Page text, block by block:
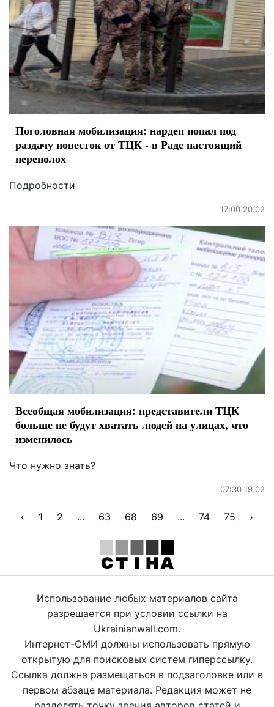
Поголовная мобилизация: нардеп попал под
раздачу повесток от ТЦК - в Раде настоящий
переполох
Подробности
17:00 20.02
Всеобщая мобилизация: представители ТЦК
больше не будут хватать людей на улицах, что
изменилось
Что нужно знать?
07:30 19.02
‹ 1 2 ... 63 68 69 ... 74 75 ›
Использование любых материалов сайта
разрешается при условии ссылки на
Ukrainianwall.com.
Интернет-СМИ должны использовать прямую
открытую для поисковых систем гиперссылку.
Ссылка должна размещаться в подзаголовке или в
первом абзаце материала. Редакция может не